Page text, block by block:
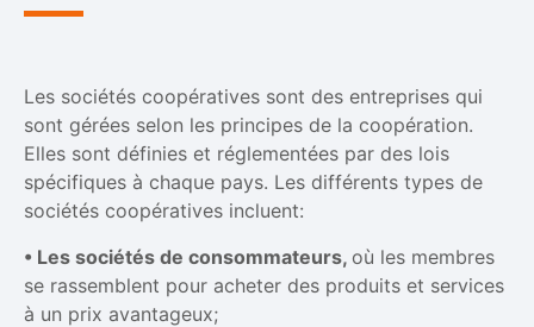
Les sociétés coopératives sont des entreprises qui
sont gérées selon les principes de la coopération.
Elles sont définies et réglementées par des lois
spécifiques à chaque pays. Les différents types de
sociétés coopératives incluent:
• Les sociétés de consommateurs, où les membres
se rassemblent pour acheter des produits et services
à un prix avantageux;